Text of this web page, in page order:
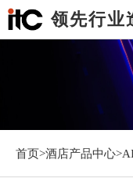
领先行业
首页>酒店产品中心